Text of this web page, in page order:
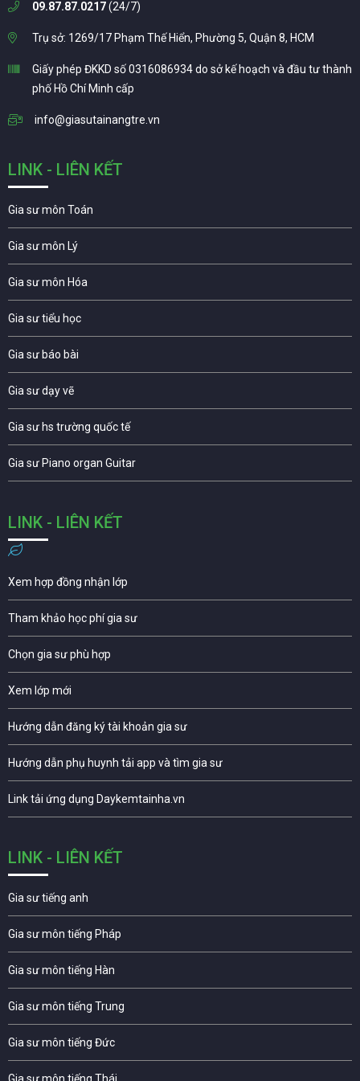
09.87.87.0217(24/7)
Trụ sở: 1269/17 Phạm Thế Hiển, Phường 5, Quận 8, HCM
Giấy phép ĐKKD số 0316086934 do sở kế hoạch và đầu tư thành
phố Hồ Chí Minh cấp
info@giasutainangtre.vn
LINK - LIÊN KẾT
Gia sư môn Toán
Gia sư môn Lý
Gia sư môn Hóa
Gia sư tiểu học
Gia sư báo bài
Gia sư dạy vẽ
Gia sư hs trường quốc tế
Gia sư Piano organ Guitar
LINK - LIÊN KẾT
Xem hợp đồng nhận lớp
Tham khảo học phí gia sư
Chọn gia sư phù hợp
Xem lớp mới
Hướng dẫn đăng ký tài khoản gia sư
Hướng dẫn phụ huynh tải app và tìm gia sư
Link tải ứng dụng Daykemtainha.vn
LINK - LIÊN KẾT
Gia sư tiếng anh
Gia sư môn tiếng Pháp
Gia sư môn tiếng Hàn
Gia sư môn tiếng Trung
Gia sư môn tiếng Đức
Gia sư môn tiếng Thái